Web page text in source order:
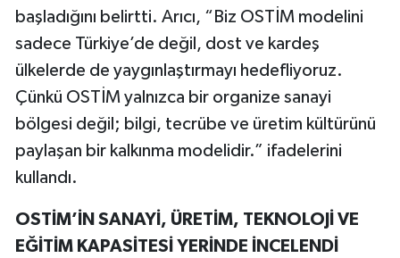
başladığını belirtti. Arıcı, “Biz OSTİM modelini
sadece Türkiye’de değil, dost ve kardeş
ülkelerde de yaygınlaştırmayı hedefliyoruz.
Çünkü OSTİM yalnızca bir organize sanayi
bölgesi değil; bilgi, tecrübe ve üretim kültürünü
paylaşan bir kalkınma modelidir.” ifadelerini
kullandı.
OSTİM’İN SANAYİ, ÜRETİM, TEKNOLOJİ VE
EĞİTİM KAPASİTESİ YERİNDE İNCELENDİ